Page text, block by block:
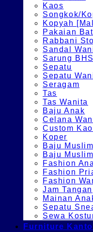
Kaos
Songkok/
Kopyah
Pakaian
Rabbani
Sandal
Sarung BHS
Sepatu
Sepatu
Seragam
Tas
Tas Wanita
Baju Anak
Celana
Custom
Koper
Baju
Baju
Fashion
Fashion
Fashion
Jam Tangan
Mainan
Sepatu
Sewa
Furniture